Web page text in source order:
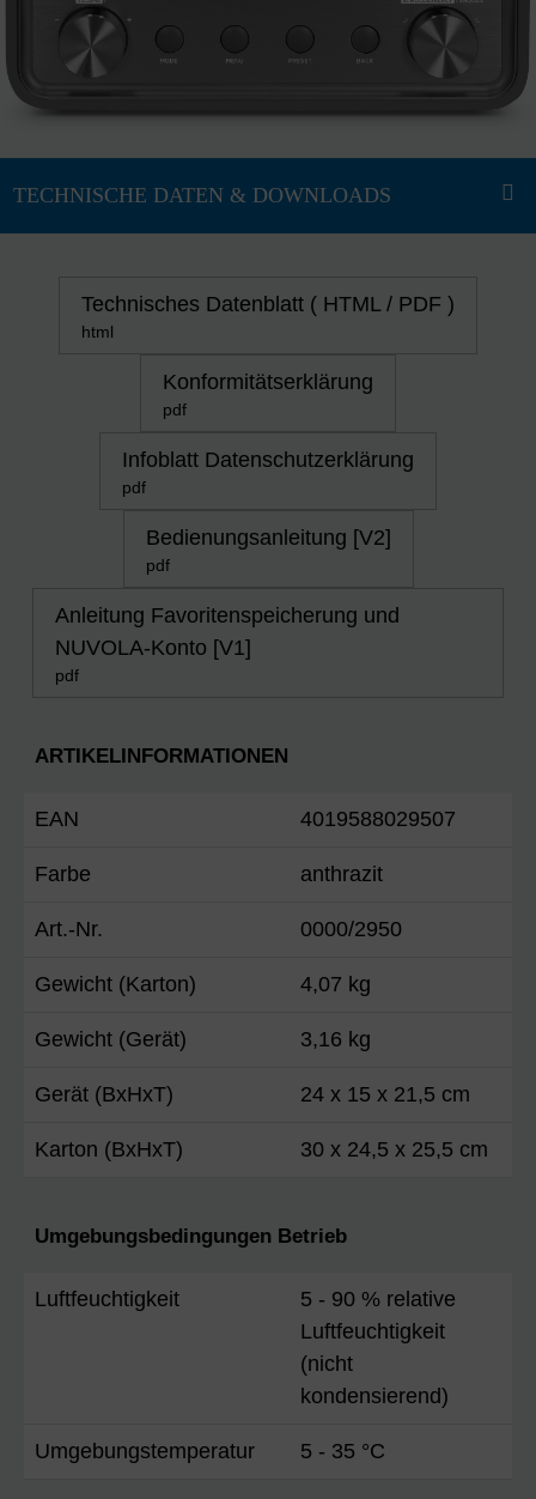
Technisches Datenblatt ( HTML / PDF )
html
Konformitätserklärung
pdf
Infoblatt Datenschutzerklärung
pdf
Bedienungsanleitung [V2]
pdf
Anleitung Favoritenspeicherung und
NUVOLA-Konto [V1]
pdf
ARTIKELINFORMATIONEN
EAN 4019588029507
Farbe anthrazit
Art.-Nr. 0000/2950
Gewicht (Karton) 4,07 kg
Gewicht (Gerät) 3,16 kg
Gerät (BxHxT) 24 x 15 x 21,5 cm
Karton (BxHxT) 30 x 24,5 x 25,5 cm
Umgebungsbedingungen Betrieb
Luftfeuchtigkeit
5 - 90 % relative
Luftfeuchtigkeit
(nicht
kondensierend)
Umgebungstemperatur 5 - 35 °C